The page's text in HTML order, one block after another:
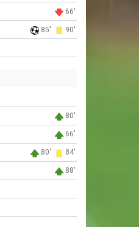
66'
85' 90'
80'
66'
80' 84'
88'